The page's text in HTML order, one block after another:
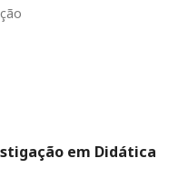
em Didática